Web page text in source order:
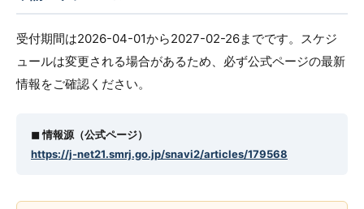
受付期間は2026-04-01から2027-02-26までです。スケジ
ュールは変更される場合があるため、必ず公式ページの最新
情報をご確認ください。
◼︎ 情報源（公式ページ）
https://j-net21.smrj.go.jp/snavi2/articles/179568